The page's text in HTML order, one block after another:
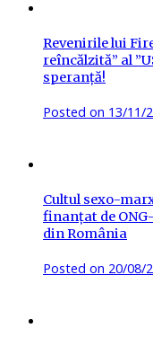
Revenirile lui
reîncălzită” al
speranță!
Posted on 13/11/
Cultul sexo-
finanțat de
din România
Posted on 20/08/